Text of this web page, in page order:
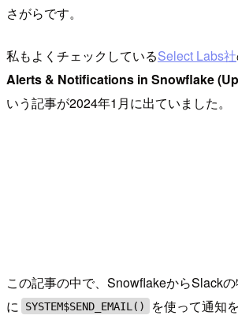
さがらです。
私もよくチェックしているSelect Labs社
Alerts & Notifications in Snowflake
いう記事が2024年1月に出ていました。
この記事の中で、SnowflakeからSlack
に
SYSTEM$SEND_EMAIL()
を使って通知